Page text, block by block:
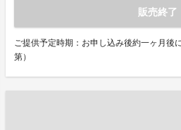
販売終了
ご提供予定時期：お申し込み後約一ヶ月後
第）